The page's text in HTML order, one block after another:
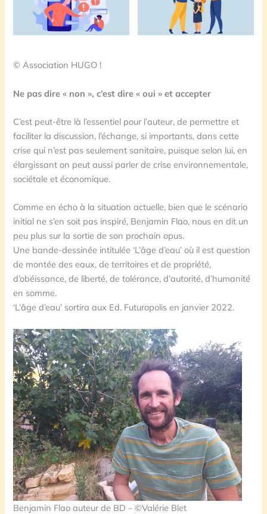
© Association HUGO !
Ne pas dire « non », c’est dire « oui » et accepter
C’est peut-être là l’essentiel pour l’auteur, de permettre et
faciliter la discussion, l’échange, si importants, dans cette
crise qui n’est pas seulement sanitaire, puisque selon lui, en
élargissant on peut aussi parler de crise environnementale,
sociétale et économique.
Comme en écho à la situation actuelle, bien que le scénario
initial ne s’en soit pas inspiré, Benjamin Flao, nous en dit un
peu plus sur la sortie de son prochain opus.
Une bande-dessinée intitulée ‘L’âge d’eau’ où il est question
de montée des eaux, de territoires et de propriété,
d’obéissance, de liberté, de tolérance, d’autorité, d’humanité
en somme.
‘L’âge d’eau’ sortira aux Ed. Futuropolis en janvier 2022.
Benjamin Flao auteur de BD – ©Valérie Blet